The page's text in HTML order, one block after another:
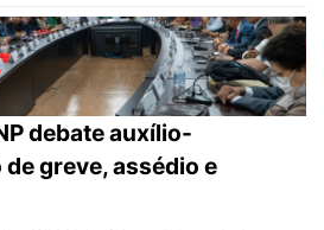
debate auxílio-
greve, assédio e